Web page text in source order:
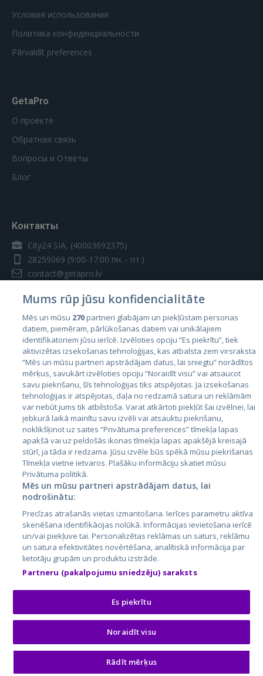
Условия использования
Политика конфиденциальности
Pārvaldīt preferences
GetaPro
О проекте
Обратная связь
Вопросы и Ответы
Блог
Контакты
City24 SIA, (40003692375)
28259069 (9:00-17:00 пн. - пт.)
contact@getapro.lv
Страны
Эстония
Латвия
Литва
City24.lv
City24.ee
GetaPro.lv
GetaPro.ee
Skelbiu.lt
Autoplius.lt
Aruodas.lt
CVbankas.lt
Kainos.lt
Paslaugos.lt
auto24.ee
Osta.ee
KuldneBörs.ee
© 2026 GetaPro. Все права защищены.
Mums rūp jūsu konfidencialitāte
Mēs un mūsu 270partneri glabājam un piekļūstam personas
datiem, piemēram, pārlūkošanas datiem vai unikālajiem
identifikatoriem jūsu ierīcē. Izvēloties opciju “Es piekrītu”, tiek
aktivizētas izsekošanas tehnoloģijas, kas atbalsta zem virsraksta
“Mēs un mūsu partneri apstrādājam datus, lai sniegtu” norādītos
mērķus, savukārt izvēloties opciju “Noraidīt visu” vai atsaucot
savu piekrišanu, šīs tehnoloģijas tiks atspējotas. Ja izsekošanas
tehnoloģijas ir atspējotas, daļa no redzamā satura un reklāmām
var nebūt jums tik atbilstoša. Varat atkārtoti piekļūt šai izvēlnei, lai
jebkurā laikā mainītu savu izvēli vai atsauktu piekrišanu,
noklikšķinot uz saites “Privātuma preferences” tīmekļa lapas
apakšā vai uz peldošās ikonas tīmekļa lapas apakšējā kreisajā
stūrī, ja tāda ir redzama. Jūsu izvēle būs spēkā mūsu piekrišanas
Tīmekļa vietne ietvaros. Plašāku informāciju skatiet mūsu
Privātuma politikā.
Mēs un mūsu partneri apstrādājam datus, lai
nodrošinātu:
Precīzas atrašanās vietas izmantošana. Ierīces parametru aktīva
skenēšana identifikācijas nolūkā. Informācijas ievietošana ierīcē
un/vai piekļuve tai. Personalizētas reklāmas un saturs, reklāmu
un satura efektivitātes novērtēšana, analītiskā informācija par
lietotāju grupām un produktu izstrāde.
Partneru (pakalpojumu sniedzēju) saraksts
Es piekrītu
Noraidīt visu
Rādīt mērķus